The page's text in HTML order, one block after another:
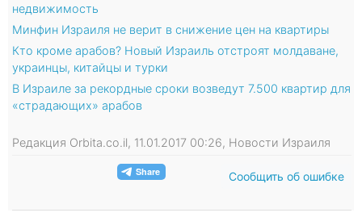
недвижимость
Минфин Израиля не верит в снижение цен на квартиры
Кто кроме арабов? Новый Израиль отстроят молдаване,
украинцы, китайцы и турки
В Израиле за рекордные сроки возведут 7.500 квартир для
«страдающих» арабов
Редакция Orbita.co.il, 11.01.2017 00:26, Новости Израиля
Сообщить об ошибке